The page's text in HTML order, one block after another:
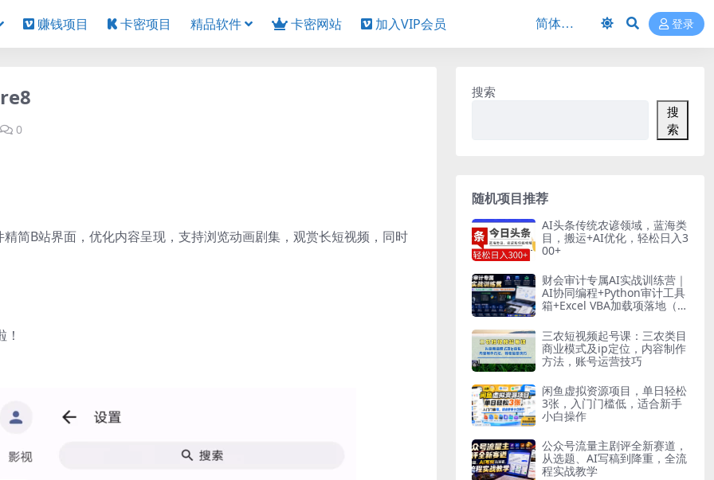
赚钱项目 卡密项目 精品软件 卡密网站 加入VIP会员 登录
0
简B站界面，优化内容呈现，支持浏览动画剧集，观赏长短视频，同时
搜索
搜
索
随机项目推荐
AI头条传统农谚领域，蓝海类
目，搬运+AI优化，轻松日入3
00+
财会审计专属AI实战训练营｜
AI协同编程+Python审计工具
箱+Excel VBA加载项落地（更
三农短视频起号课：三农类目
商业模式及ip定位，内容制作
方法，账号运营技巧
闲鱼虚拟资源项目，单日轻松
3张，入门门槛低，适合新手
小白操作
公众号流量主剧评全新赛道，
从选题、AI写稿到降重，全流
程实战教学